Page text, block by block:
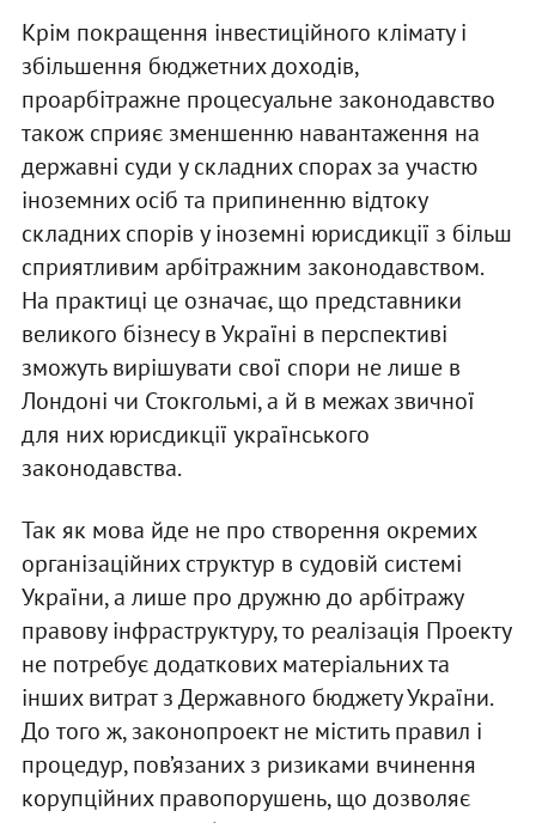
Крім покращення інвестиційного клімату і
збільшення бюджетних доходів,
проарбітражне процесуальне законодавство
також сприяє зменшенню навантаження на
державні суди у складних спорах за участю
іноземних осіб та припиненню відтоку
складних спорів у іноземні юрисдикції з більш
сприятливим арбітражним законодавством.
На практиці це означає, що представники
великого бізнесу в Україні в перспективі
зможуть вирішувати свої спори не лише в
Лондоні чи Стокгольмі, а й в межах звичної
для них юрисдикції українського
законодавства.
Так як мова йде не про створення окремих
організаційних структур в судовій системі
України, а лише про дружню до арбітражу
правову інфраструктуру, то реалізація Проекту
не потребує додаткових матеріальних та
інших витрат з Державного бюджету України.
До того ж, законопроект не містить правил і
процедур, пов’язаних з ризиками вчинення
корупційних правопорушень, що дозволяє